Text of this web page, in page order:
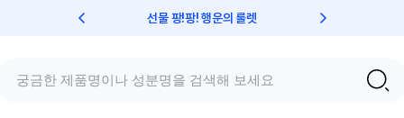
선물 팡!팡! 행운의 룰렛